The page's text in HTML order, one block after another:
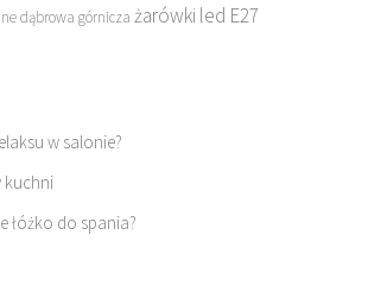
dąbrowa górnicza żarówki led E27
w salonie?
kuchni
łóżko do spania?